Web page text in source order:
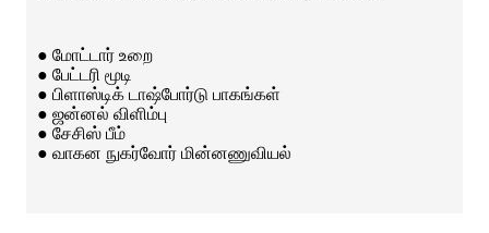
● மோட்டார் உறை
● பேட்டரி மூடி
● பிளாஸ்டிக் டாஷ்போர்டு பாகங்கள்
● ஜன்னல் விளிம்பு
● சேசிஸ் பீம்
● வாகன நுகர்வோர் மின்னணுவியல்